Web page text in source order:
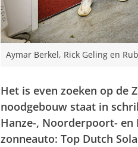
Aymar Berkel, Rick Geling en
Het is even zoeken op de
noodgebouw staat in
Hanze-, Noorderpoort- en
zonneauto: Top Dutch